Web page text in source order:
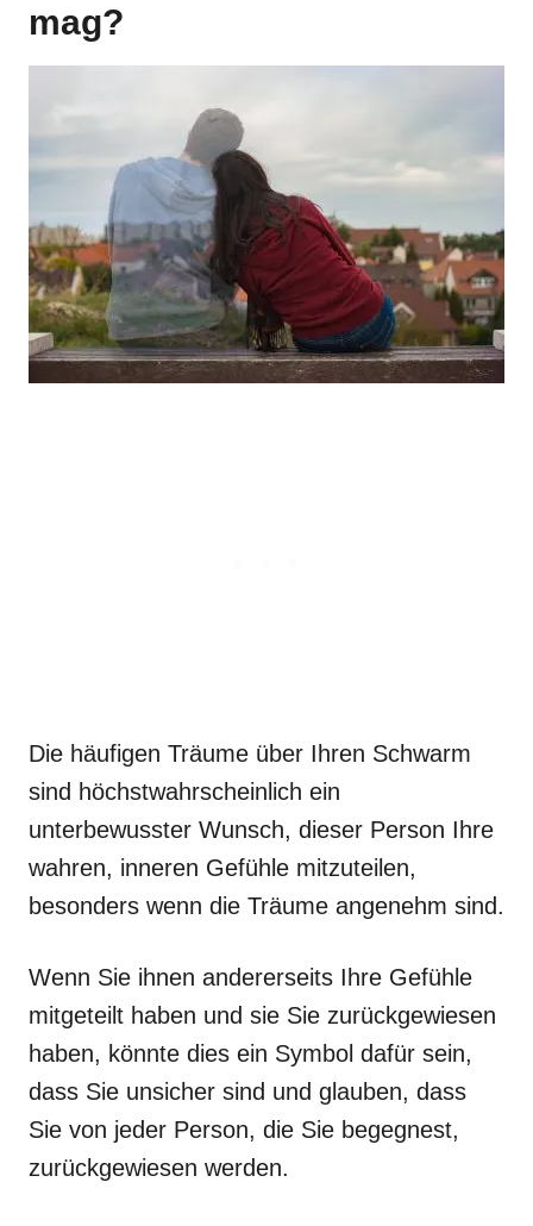
mag?
Die häufigen Träume über Ihren Schwarm
sind höchstwahrscheinlich ein
unterbewusster Wunsch, dieser Person Ihre
wahren, inneren Gefühle mitzuteilen,
besonders wenn die Träume angenehm sind.
Wenn Sie ihnen andererseits Ihre Gefühle
mitgeteilt haben und sie Sie zurückgewiesen
haben, könnte dies ein Symbol dafür sein,
dass Sie unsicher sind und glauben, dass
Sie von jeder Person, die Sie begegnest,
zurückgewiesen werden.